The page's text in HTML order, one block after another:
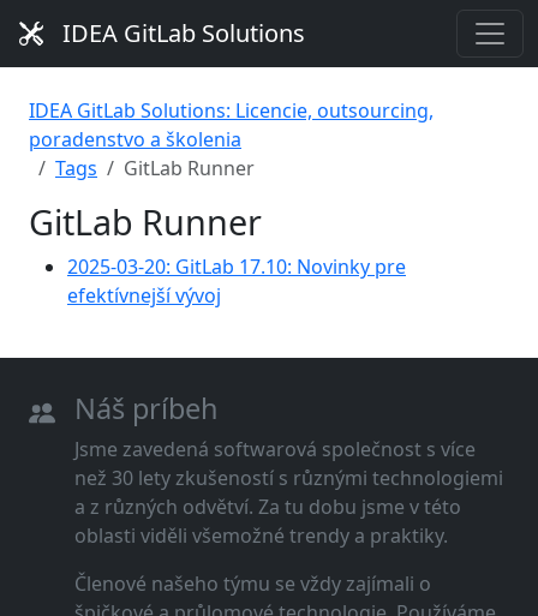
IDEA GitLab Solutions
IDEA GitLab Solutions: Licencie, outsourcing,
poradenstvo a školenia
Tags
GitLab Runner
GitLab Runner
2025-03-20: GitLab 17.10: Novinky pre
efektívnejší vývoj
Náš príbeh
Jsme zavedená softwarová společnost s více
než 30 lety zkušeností s různými technologiemi
a z různých odvětví. Za tu dobu jsme v této
oblasti viděli všemožné trendy a praktiky.
Členové našeho týmu se vždy zajímali o